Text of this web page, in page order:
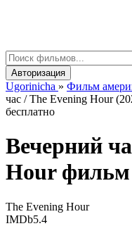
Авторизация
Ugorinicha » Фильм
час / The Evening Hour
бесплатно
Вечерний
Hourфильм
The Evening Hour
IMDb5.4